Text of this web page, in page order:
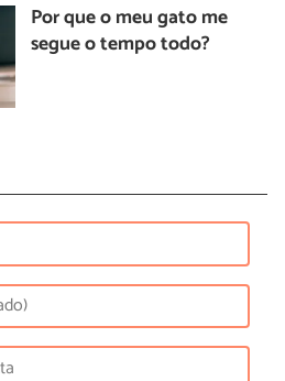
Por que o meu gato me
segue o tempo todo?